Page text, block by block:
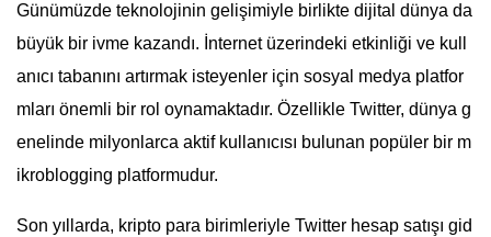
Günümüzde teknolojinin gelişimiyle birlikte dijital dünya da
büyük bir ivme kazandı. İnternet üzerindeki etkinliği ve kull
anıcı tabanını artırmak isteyenler için sosyal medya platfor
mları önemli bir rol oynamaktadır. Özellikle Twitter, dünya g
enelinde milyonlarca aktif kullanıcısı bulunan popüler bir m
ikroblogging platformudur.
Son yıllarda, kripto para birimleriyle Twitter hesap satışı gid